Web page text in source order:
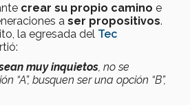
crear su propio camino e
a ser propositivos.
la egresada del Tec
muy inquietos , no se
“A”, busquen ser una opción “B”,